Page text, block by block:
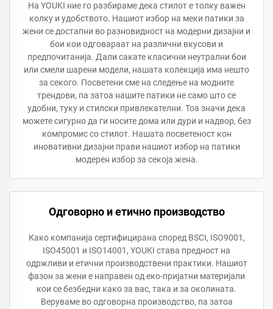
На YOUKI ние го разбираме дека стилот е толку важен
колку и удобството. Нашиот избор на меки патики за
жени се достапни во разновидност на модерни дизајни и
бои кои одговараат на различни вкусови и
предпочитанија. Дали сакате класични неутрални бои
или смели шарени модели, нашата колекција има нешто
за секого. Посветени сме на следење на модните
трендови, па затоа нашите патики не само што се
удобни, туку и стилски привлекателни. Тоа значи дека
можете сигурно да ги носите дома или дури и надвор, без
компромис со стилот. Нашата посветеност кон
иновативни дизајни прави нашиот избор на патики
модерен избор за секоја жена.
Одговорно и етично производство
Како компанија сертифицирана според BSCI, ISO9001,
ISO45001 и ISO14001, YOUKI става предност на
одржливи и етични производствени практики. Нашиот
фазон за жени е направен од еко-пријатни материјали
кои се безбедни како за вас, така и за околината.
Веруваме во одговорна производство, па затоа